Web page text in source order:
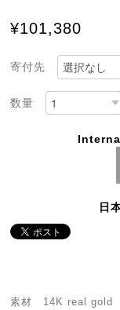
¥101,380
寄付先
数量
日
素材 14K real gold